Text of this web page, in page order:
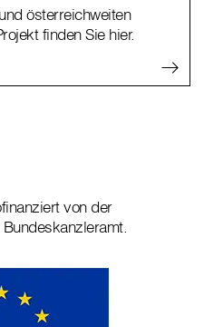
österreichweiten
finden Sie hier.
von der